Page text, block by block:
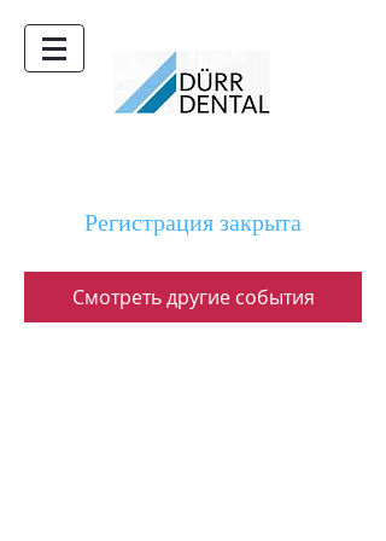
Регистрация закрыта
Смотреть другие события